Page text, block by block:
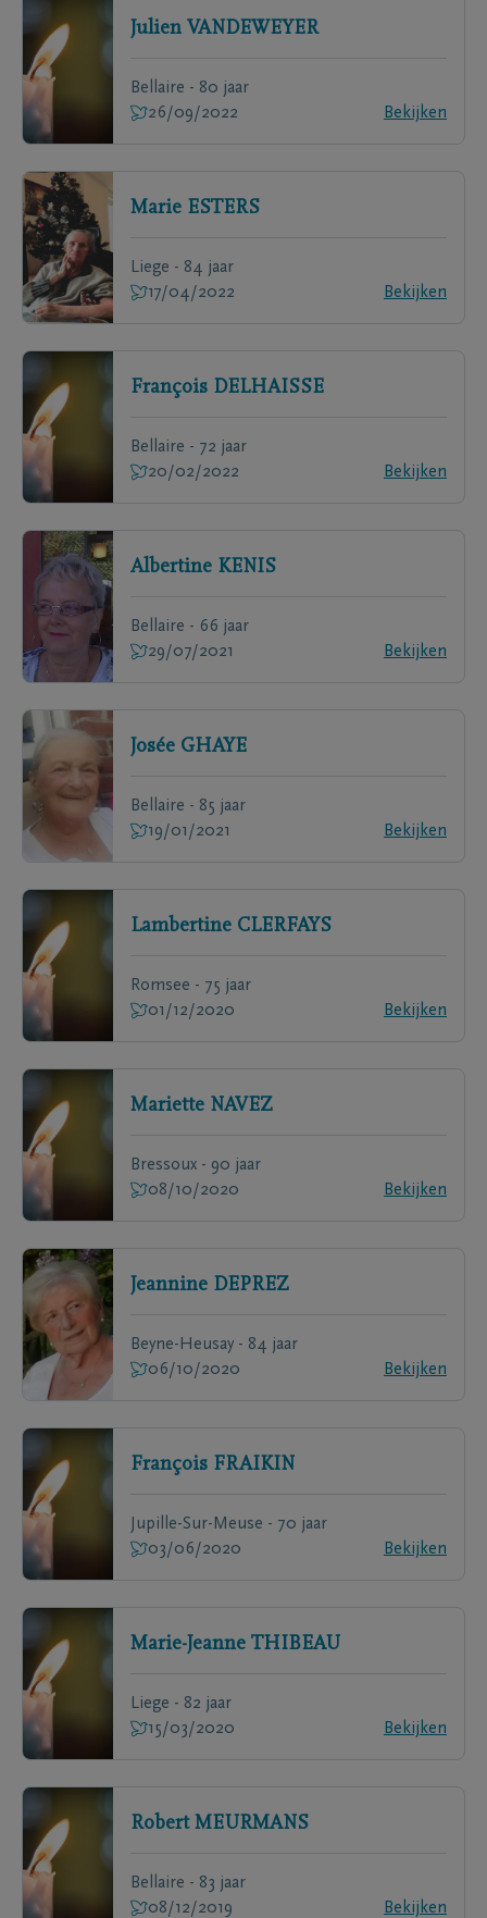
Julien VANDEWEYER
Bellaire - 80 jaar
26/09/2022
Bekijken
Marie ESTERS
Liege - 84 jaar
17/04/2022
Bekijken
François DELHAISSE
Bellaire - 72 jaar
20/02/2022
Bekijken
Albertine KENIS
Bellaire - 66 jaar
29/07/2021
Bekijken
Josée GHAYE
Bellaire - 85 jaar
19/01/2021
Bekijken
Lambertine CLERFAYS
Romsee - 75 jaar
01/12/2020
Bekijken
Mariette NAVEZ
Bressoux - 90 jaar
08/10/2020
Bekijken
Jeannine DEPREZ
Beyne-Heusay - 84 jaar
06/10/2020
Bekijken
François FRAIKIN
Jupille-Sur-Meuse - 70 jaar
03/06/2020
Bekijken
Marie-Jeanne THIBEAU
Liege - 82 jaar
15/03/2020
Bekijken
Robert MEURMANS
Bellaire - 83 jaar
08/12/2019
Bekijken